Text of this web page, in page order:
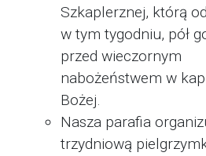
Szkaplerznej, którą
w tym tygodniu, pół
przed wieczornym
nabożeństwem w
Bożej.
Nasza parafia
trzydniową